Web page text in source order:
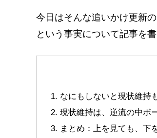
今日はそんな追いかけ更新
という事実について記事を
なにもしないと現状維持
現状維持は、逆流の中ボ
まとめ：上を見ても、下